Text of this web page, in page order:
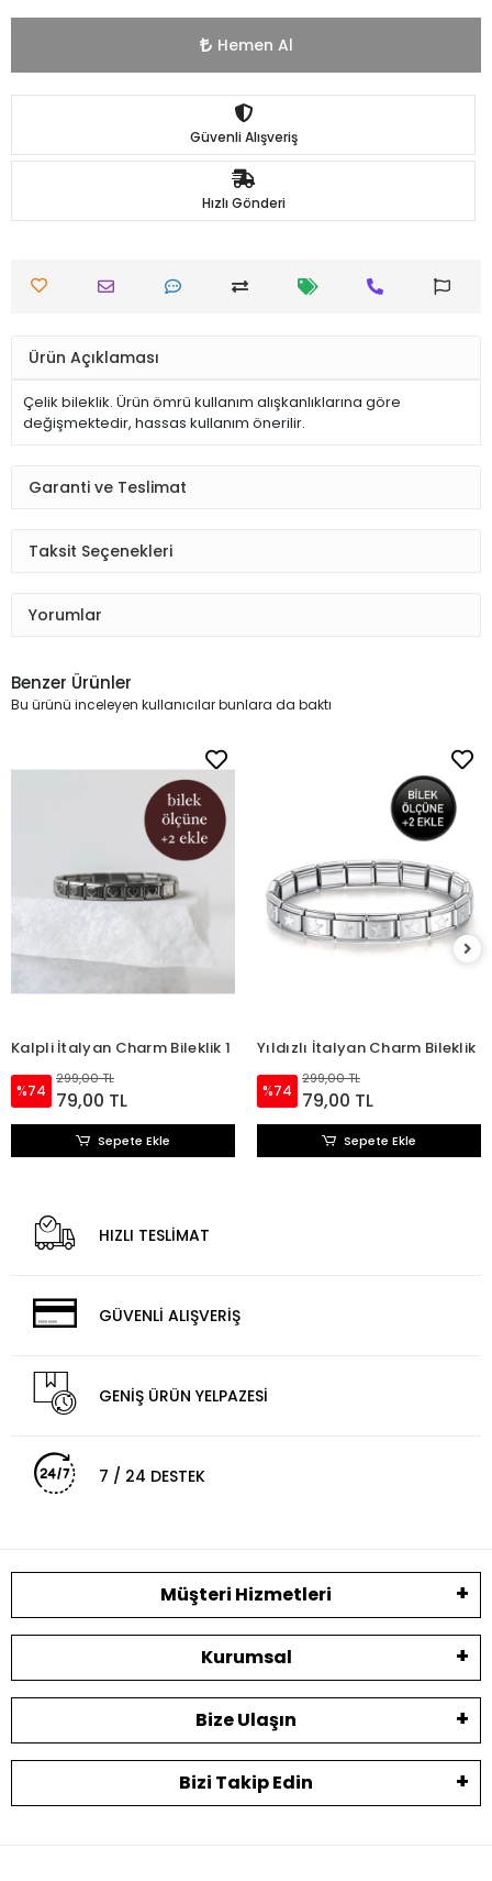
Hemen Al
Güvenli Alışveriş
Hızlı Gönderi
Ürün Açıklaması
Çelik bileklik. Ürün ömrü kullanım alışkanlıklarına göre
değişmektedir, hassas kullanım önerilir.
Garanti ve Teslimat
Taksit Seçenekleri
Yorumlar
Benzer Ürünler
Bu ürünü inceleyen kullanıcılar bunlara da baktı
Kalpli İtalyan Charm Bileklik 1
%74
299,00 TL
79,00 TL
Sepete Ekle
Yıldızlı İtalyan Charm Bileklik
%74
299,00 TL
79,00 TL
Sepete Ekle
HIZLI TESLİMAT
GÜVENLİ ALIŞVERİŞ
GENİŞ ÜRÜN YELPAZESİ
7 / 24 DESTEK
Müşteri Hizmetleri
Kurumsal
Bize Ulaşın
Bizi Takip Edin